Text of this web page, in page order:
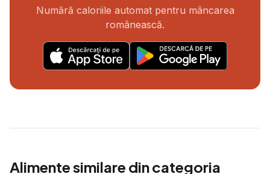
Numără caloriile automat pentru mâncarea
românească.
Alimente similare din categoria